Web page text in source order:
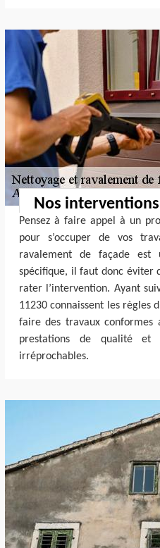
Nos
Pensez à faire appel à un
pour s’occuper de vos
ravalement de façade est
spécifique, il faut donc éviter
rater l’intervention. Ayant
11230 connaissent les règles
faire des travaux conformes
prestations de qualité
irréprochables.